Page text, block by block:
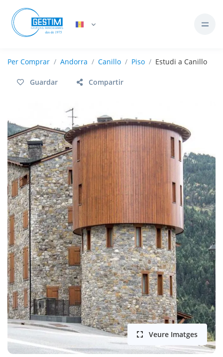
Per Comprar Andorra Canillo Piso Estudi a Canillo
Guardar Compartir
Veure Imatges